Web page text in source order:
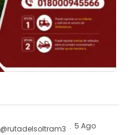
@rutadelsoltram3 · 5 Ago